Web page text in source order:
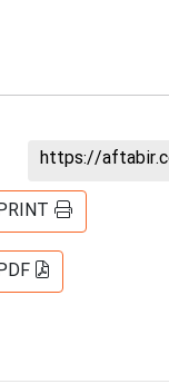
https://
PRINT
PDF